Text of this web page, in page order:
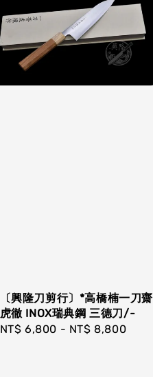
〔興隆刀剪行〕*高橋楠一刀齋
虎徹 INOX瑞典鋼 三德刀/-
Regular
NT$ 6,800 - NT$ 8,800